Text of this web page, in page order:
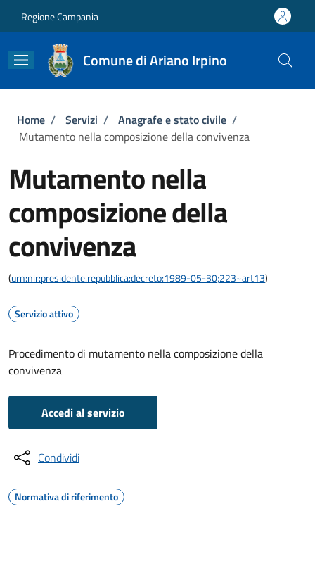
Regione Campania
Comune di Ariano Irpino
Briciole di pane
Home / Servizi / Anagrafe e stato civile /
Mutamento nella composizione della convivenza
Mutamento nella
composizione della
convivenza
(urn:nir:presidente.repubblica:decreto:1989-05-30;223~art13)
Servizio attivo
Procedimento di mutamento nella composizione della
convivenza
Accedi al servizio
Condividi
Normativa di riferimento